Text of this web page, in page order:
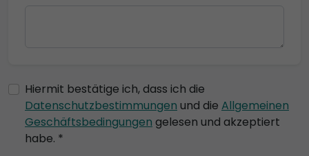
Hiermit bestätige ich, dass ich die
Datenschutzbestimmungen und die Allgemeinen
Geschäftsbedingungen gelesen und akzeptiert
habe. *